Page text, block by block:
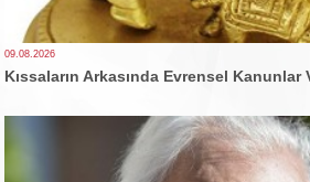
09.08.2026
Kıssaların Arkasında Evrensel Kanunlar